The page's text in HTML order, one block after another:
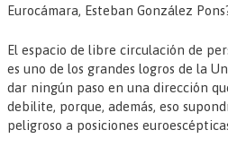
Eurocámara, Esteban González
El espacio de libre circulación de
es uno de los grandes logros de la
dar ningún paso en una dirección
debilite, porque, además, eso
peligroso a posiciones